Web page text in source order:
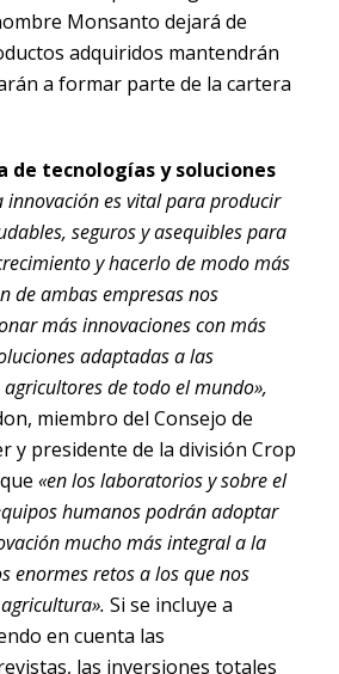
Monsanto dejará de
adquiridos mantendrán
a formar parte de la cartera
tecnologías y soluciones
innovación es vital para producir
seguros y asequibles para
y hacerlo de modo más
de ambas empresas nos
más innovaciones con más
adaptadas a las
de todo el mundo»,
miembro del Consejo de
y presidente de la división Crop
«en los laboratorios y sobre el
humanos podrán adoptar
mucho más integral a la
enormes retos a los que nos
Si se incluye a
en cuenta las
las inversiones totales